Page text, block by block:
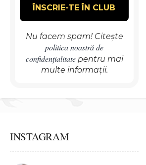
Nu facem spam! Citește
politica noastră de
confidențialitatepentru mai
multe informații.
INSTAGRAM